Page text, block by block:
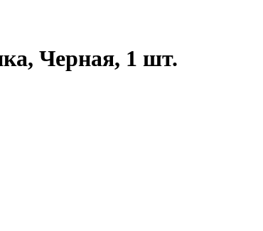
Черная, 1 шт.